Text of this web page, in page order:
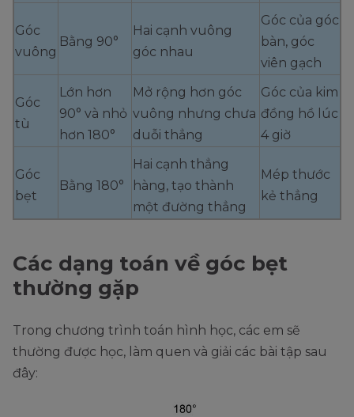
Góc
vuông
Bằng 90°
Hai cạnh vuông
góc nhau
Góc của góc
bàn, góc
viên gạch
Góc
tù
Lớn hơn
90° và nhỏ
hơn 180°
Mở rộng hơn góc
vuông nhưng chưa
duỗi thẳng
Góc của kim
đồng hồ lúc
4 giờ
Góc
bẹt
Bằng 180°
Hai cạnh thẳng
hàng, tạo thành
một đường thẳng
Mép thước
kẻ thẳng
Các dạng toán về góc bẹt
thường gặp
Trong chương trình toán hình học, các em sẽ
thường được học, làm quen và giải các bài tập sau
đây: